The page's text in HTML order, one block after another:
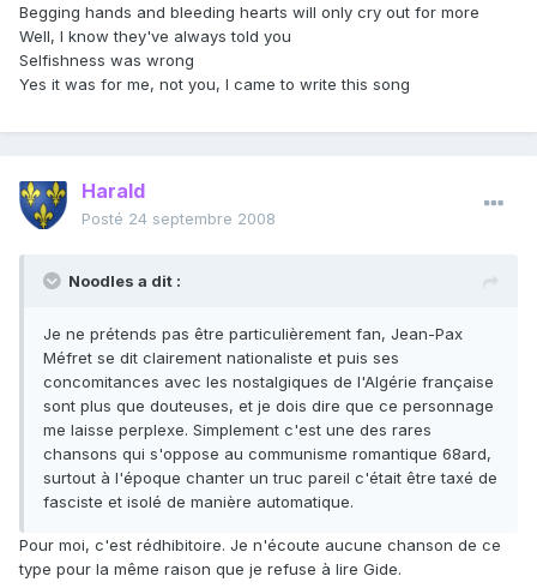
Begging hands and bleeding hearts will only cry out for more
Well, I know they've always told you
Selfishness was wrong
Yes it was for me, not you, I came to write this song
Harald
Posté 24 septembre 2008
Noodles a dit :
Je ne prétends pas être particulièrement fan, Jean-Pax
Méfret se dit clairement nationaliste et puis ses
concomitances avec les nostalgiques de l'Algérie française
sont plus que douteuses, et je dois dire que ce personnage
me laisse perplexe. Simplement c'est une des rares
chansons qui s'oppose au communisme romantique 68ard,
surtout à l'époque chanter un truc pareil c'était être taxé de
fasciste et isolé de manière automatique.
Pour moi, c'est rédhibitoire. Je n'écoute aucune chanson de ce
type pour la même raison que je refuse à lire Gide.